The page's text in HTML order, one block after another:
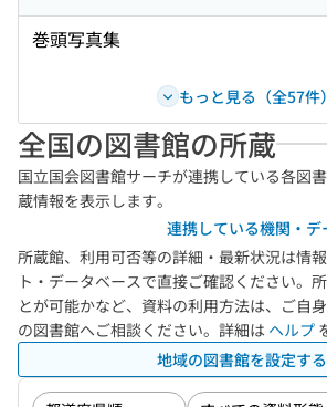
巻頭写真集
もっと見る（全57件）
全国の図書館の所蔵
国立国会図書館サーチが連携している各図
蔵情報を表示します。
連携している機関・
所蔵館、利用可否等の詳細・最新状況は情
ト・データベースで直接ご確認ください。
とが可能かなど、資料の利用方法は、ご自
の図書館へご相談ください。詳細は ヘルプ
地域の図書館を設定する